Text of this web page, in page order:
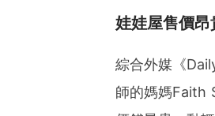
娃娃屋售價昂
綜合外媒《
師的媽媽Faith